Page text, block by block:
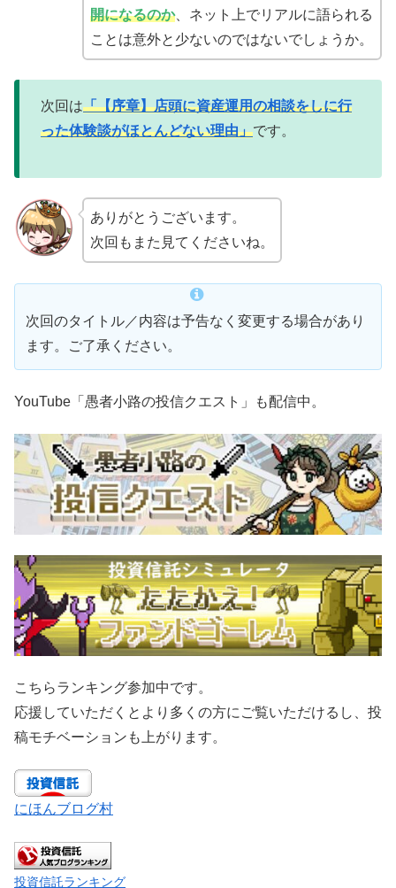
開になるのか、ネット上でリアルに語られる
ことは意外と少ないのではないでしょうか。
次回は「【序章】店頭に資産運用の相談をしに行
った体験談がほとんどない理由」です。
ありがとうございます。
次回もまた見てくださいね。
次回のタイトル／内容は予告なく変更する場合があり
ます。ご了承ください。
YouTube「愚者小路の投信クエスト」も配信中。
こちらランキング参加中です。
応援していただくとより多くの方にご覧いただけるし、投
稿モチベーションも上がります。
にほんブログ村
投資信託ランキング